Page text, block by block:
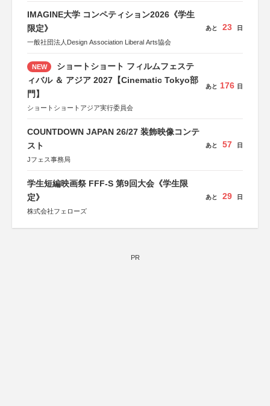
IMAGINE大学 コンペティション2026《学生
限定》
一般社団法人Design Association Liberal Arts協会
あと 23 日
NEW
ショートショート フィルムフェステ
ィバル ＆ アジア 2027【Cinematic Tokyo部
門】
ショートショートアジア実行委員会
あと 176 日
COUNTDOWN JAPAN 26/27 装飾映像コンテ
スト
Jフェス事務局
あと 57 日
学生短編映画祭 FFF-S 第9回大会《学生限
定》
株式会社フェローズ
あと 29 日
PR